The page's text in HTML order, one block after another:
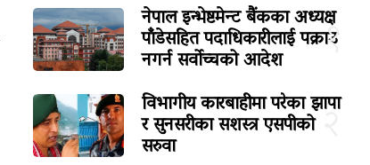
१
नेपाल इन्भेष्टमेन्ट बैंकका अध्यक्ष
पाँडेसहित पदाधिकारीलाई पक्राउ
नगर्न सर्वोच्चको आदेश
२
विभागीय कारबाहीमा परेका झापा
र सुनसरीका सशस्त्र एसपीको
सरुवा